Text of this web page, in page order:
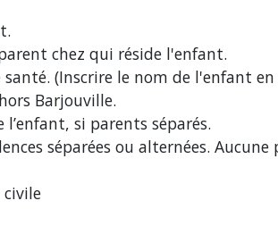
chez qui réside l'enfant.
(Inscrire le nom de l'enfant
Barjouville.
si parents séparés.
séparées ou alternées.
civile